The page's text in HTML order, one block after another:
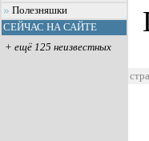
Полезняшки
СЕЙЧАС НА САЙТЕ
+ ещё 125 неизвестных